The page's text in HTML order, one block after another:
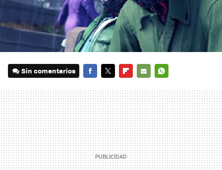
Sin comentarios
MAIL